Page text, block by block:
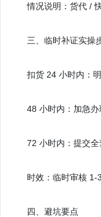
情况说明：货代 / 快
三、临时补证实操
扣货 24 小时内：明
48 小时内：加急办
72 小时内：提交全
时效：临时审核 1-3
四、避坑要点